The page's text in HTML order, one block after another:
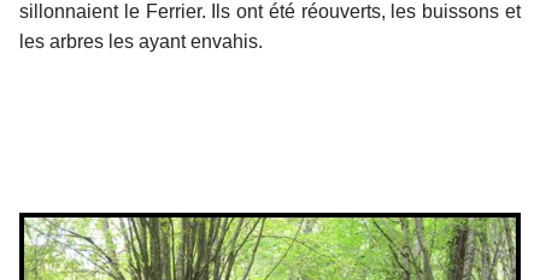
sillonnaient le Ferrier. Ils ont été réouverts, les buissons et
les arbres les ayant envahis.